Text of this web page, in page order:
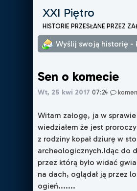
XXI Piętro
HISTORIE PRZESŁANE PRZEZ
Wyślij swoją historię -
Sen o komecie
Wt, 25 kwi 2017 07:24
Witam załogę, ja w
wiedziałem że jest
z rodziny kopał dziurę w
archeologicznych.Idąc do
przez którą było widać
na dach, oglądał ją przez
ogień.......